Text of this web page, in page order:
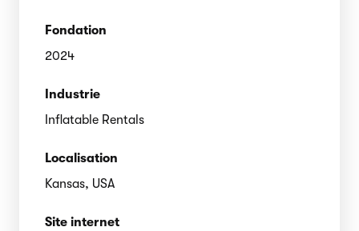
Fondation
2024
Industrie
Inflatable Rentals
Localisation
Kansas, USA
Site internet